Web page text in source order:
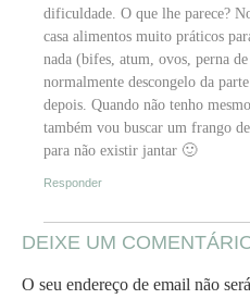
dificuldade. O que lhe parece?
casa alimentos muito práticos
nada (bifes, atum, ovos, perna
normalmente descongelo da
depois. Quando não tenho
também vou buscar um frango
para não existir jantar 🙂
Responder
DEIXE UM
O seu endereço de email não